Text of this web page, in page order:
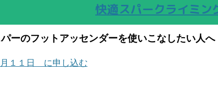
快適スパークライミン
ーのフットアッセンダーを使いこなしたい人へ
１１日 に申し込む